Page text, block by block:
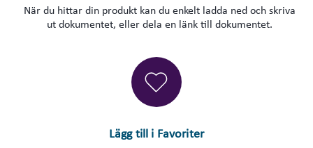
När du hittar din produkt kan du enkelt ladda ned och skriva
ut dokumentet, eller dela en länk till dokumentet.
Lägg till i Favoriter